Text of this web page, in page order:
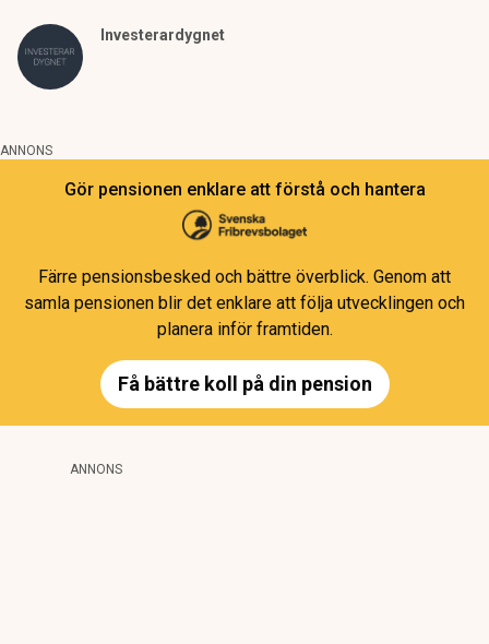
Investerardygnet
ANNONS
Gör pensionen enklare att förstå och hantera
Färre pensionsbesked och bättre överblick. Genom att
samla pensionen blir det enklare att följa utvecklingen och
planera inför framtiden.
Få bättre koll på din pension
ANNONS